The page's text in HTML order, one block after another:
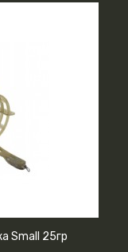
Small 25гр